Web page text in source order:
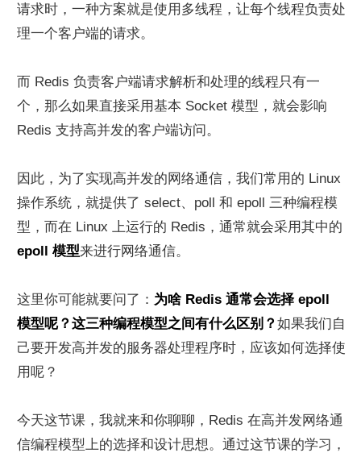
请求时，一种方案就是使用多线程，让每个线程负责处
理一个客户端的请求。
而 Redis 负责客户端请求解析和处理的线程只有一
个，那么如果直接采用基本 Socket 模型，就会影响
Redis 支持高并发的客户端访问。
因此，为了实现高并发的网络通信，我们常用的 Linux
操作系统，就提供了 select、poll 和 epoll 三种编程模
epoll 模型来进行网络通信。
这里你可能就要问了： 为啥 Redis 通常会选择 epoll
模型呢？这三种编程模型之间有什么区别？ 如果我们自
己要开发高并发的服务器处理程序时，应该如何选择使
用呢？
今天这节课，我就来和你聊聊，Redis 在高并发网络通
信编程模型上的选择和设计思想。通过这节课的学习，